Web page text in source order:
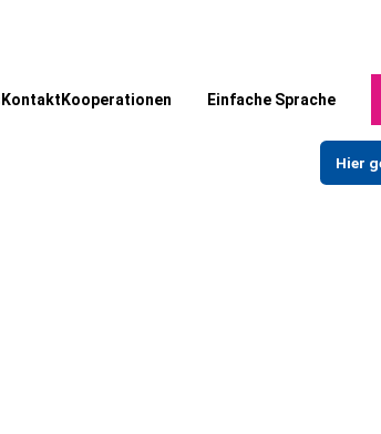
Kontakt Kooperationen Einfache Sprache
Hier